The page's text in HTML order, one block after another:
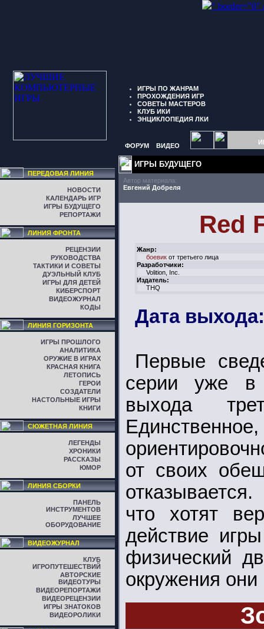
" border="0"
ИГРЫ ПО ЖАНРАМ
ПРОХОЖДЕНИЯ ИГР
СОВЕТЫ МАСТЕРОВ
КЛУБ ИКИ
ЭНЦИКЛОПЕДИЯ ЛКИ
ФОРУМ ВИДЕО
ПЕРЕДОВАЯ ЛИНИЯ
НОВОСТИ
КАЛЕНДАРЬ ИГР
ИГРЫ БУДУЩЕГО
РЕПОРТАЖИ
ЛИНИЯ ФРОНТА
РЕЦЕНЗИИ
РУКОВОДСТВА
ТАКТИКИ И СОВЕТЫ
ДУЭЛЬНЫЙ КЛУБ
ИГРЫ ДЛЯ ДЕТЕЙ
КИБЕРСПОРТ
ВИДЕОЖУРНАЛ
КОДЫ
ЛИНИЯ ГОРИЗОНТА
ИГРЫ ПРОШЛОГО
АНАЛИТИКА
ОРУЖИЕ В ИГРАХ
КРАСНАЯ КНИГА
ЛЕТОПИСЬ
ГЕРОИ
СОЗДАТЕЛИ
НАСТОЛЬНЫЕ ИГРЫ
КНИГИ
СЮЖЕТНАЯ ЛИНИЯ
ЛЕГЕНДЫ
ХРОНИКИ
РАССКАЗЫ
ЮМОР
ЛИНИЯ СБОРКИ
ПАНЕЛЬ
ИНСТРУМЕНТОВ
ЛУЧШЕЕ
ОБОРУДОВАНИЕ
ВИДЕОЖУРНАЛ
КЛУБ
ИГРОПУТЕШЕСТВИЙ
АВТОРСКИЕ
ВИДЕОТУРЫ
ВИДЕОРЕПОРТАЖИ
ВИДЕОРЕЦЕНЗИИ
ИГРЫ ЗНАТОКОВ
ВИДЕОРОЛИКИ
ИГРЫ БУДУЩЕГО
Автор материала:
Евгений Добреля
Red
Жанр:
боевик от третьего лица
Разработчики:
Volition, Inc.
Издатель:
THQ
Дата
Первые
серии уже в
выхода
от своих
что хотят
действие
физический
окружения они